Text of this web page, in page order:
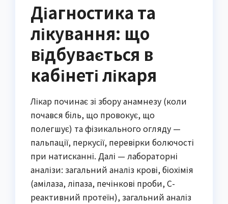
Діагностика та
лікування: що
відбувається в
кабінеті лікаря
Лікар починає зі збору анамнезу (коли
почався біль, що провокує, що
полегшує) та фізикального огляду —
пальпації, перкусії, перевірки болючості
при натисканні. Далі — лабораторні
аналізи: загальний аналіз крові, біохімія
(амілаза, ліпаза, печінкові проби, С-
реактивний протеїн), загальний аналіз